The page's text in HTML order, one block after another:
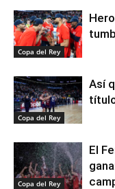
Copa del Rey
Copa del Rey
Así
Copa del Rey
El